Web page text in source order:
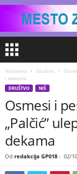
Naslovna Društvo
i dekama
DRUŠTVO NIŠ
Osmesi i
„Palčić”
dekama
Od redakcija GP018 - 02/